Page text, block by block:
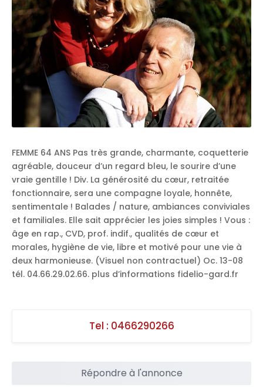
FEMME 64 ANS Pas très grande, charmante, coquetterie
agréable, douceur d’un regard bleu, le sourire d’une
vraie gentille ! Div. La générosité du cœur, retraitée
fonctionnaire, sera une compagne loyale, honnête,
sentimentale ! Balades / nature, ambiances conviviales
et familiales. Elle sait apprécier les joies simples ! Vous :
âge en rap., CVD, prof. indif., qualités de cœur et
morales, hygiène de vie, libre et motivé pour une vie à
deux harmonieuse. (Visuel non contractuel) Oc. 13-08
tél. 04.66.29.02.66. plus d’informations fidelio-gard.fr
Tel : 0466290266
Répondre à l'annonce